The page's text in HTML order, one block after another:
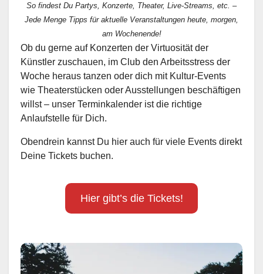
So findest Du Partys, Konzerte, Theater, Live-Streams, etc. –
Jede Menge Tipps für aktuelle Veranstaltungen heute, morgen,
am Wochenende!
Ob du gerne auf Konzerten der Virtuosität der
Künstler zuschauen, im Club den Arbeitsstress der
Woche heraus tanzen oder dich mit Kultur-Events
wie Theaterstücken oder Ausstellungen beschäftigen
willst – unser Terminkalender ist die richtige
Anlaufstelle für Dich.
Obendrein kannst Du hier auch für viele Events direkt
Deine Tickets buchen.
Hier gibt’s die Tickets!